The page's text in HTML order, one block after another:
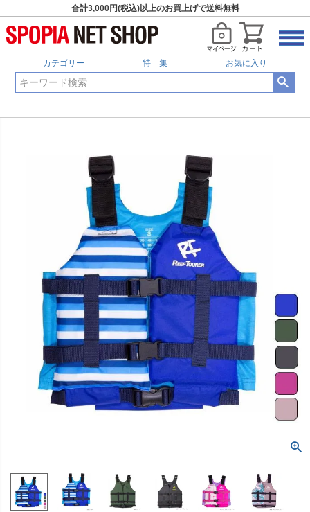
合計3,000円(税込)以上のお買上げで送料無料
カテゴリー 特 集 お気に入り